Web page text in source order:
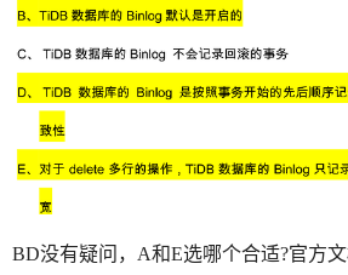
BD没有疑问，A和E选哪个合适?官方